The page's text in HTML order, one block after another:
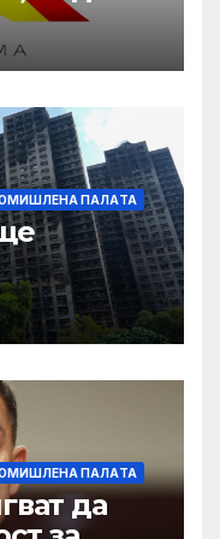
на
ПАЛAТА
Fuk
ПАЛAТА
да